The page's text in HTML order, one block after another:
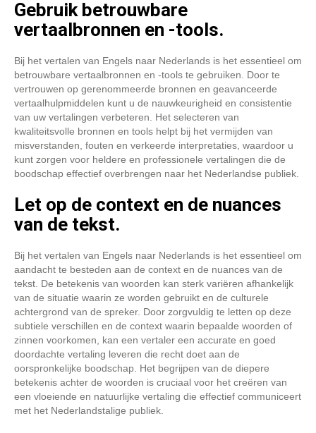
Gebruik betrouwbare
vertaalbronnen en -tools.
Bij het vertalen van Engels naar Nederlands is het essentieel om
betrouwbare vertaalbronnen en -tools te gebruiken. Door te
vertrouwen op gerenommeerde bronnen en geavanceerde
vertaalhulpmiddelen kunt u de nauwkeurigheid en consistentie
van uw vertalingen verbeteren. Het selecteren van
kwaliteitsvolle bronnen en tools helpt bij het vermijden van
misverstanden, fouten en verkeerde interpretaties, waardoor u
kunt zorgen voor heldere en professionele vertalingen die de
boodschap effectief overbrengen naar het Nederlandse publiek.
Let op de context en de nuances
van de tekst.
Bij het vertalen van Engels naar Nederlands is het essentieel om
aandacht te besteden aan de context en de nuances van de
tekst. De betekenis van woorden kan sterk variëren afhankelijk
van de situatie waarin ze worden gebruikt en de culturele
achtergrond van de spreker. Door zorgvuldig te letten op deze
subtiele verschillen en de context waarin bepaalde woorden of
zinnen voorkomen, kan een vertaler een accurate en goed
doordachte vertaling leveren die recht doet aan de
oorspronkelijke boodschap. Het begrijpen van de diepere
betekenis achter de woorden is cruciaal voor het creëren van
een vloeiende en natuurlijke vertaling die effectief communiceert
met het Nederlandstalige publiek.